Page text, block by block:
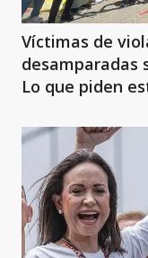
Víctimas de
desamparadas
Lo que piden